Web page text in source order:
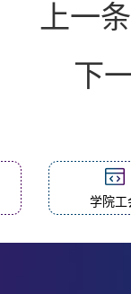
上一
下
学院工